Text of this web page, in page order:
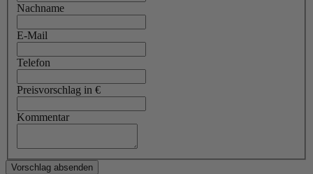
Nachname
E-Mail
Telefon
Preisvorschlag in €
Kommentar